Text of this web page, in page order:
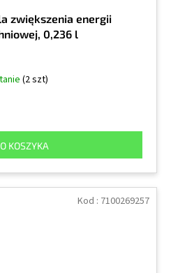
zwiększenia energii
0,236 l
(2 szt)
KOSZYKA
Kod : 7100269257